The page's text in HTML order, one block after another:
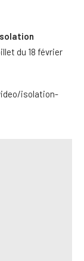
du 18 février
isolation-